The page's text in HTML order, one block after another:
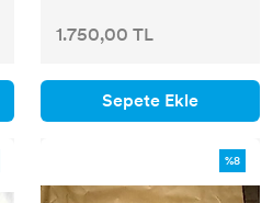
1.750,00 TL
Sepete Ekle
%8